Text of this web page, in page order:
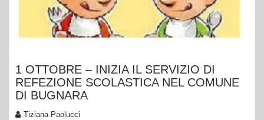
1 OTTOBRE – INIZIA IL SERVIZIO DI
REFEZIONE SCOLASTICA NEL COMUNE
DI BUGNARA
Tiziana Paolucci